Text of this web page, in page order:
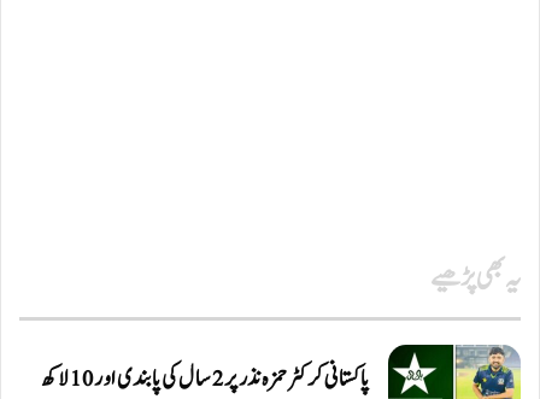
یہ بھی پڑھیے
پاکستانی کرکٹر حمزہ نذر پر 2 سال کی پابندی اور 10 لاکھ